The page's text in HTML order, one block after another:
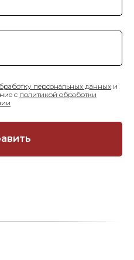
персональных данных и
с политикой обработки